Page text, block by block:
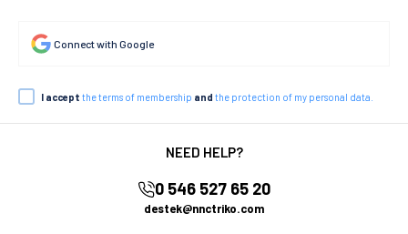
Connect with Google
I accept the terms of membership and the protection of my personal data.
NEED HELP?
0 546 527 65 20
destek@nnctriko.com